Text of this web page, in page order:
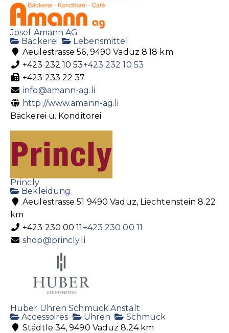
Josef Amann AG
Bäckerei
Lebensmittel
Aeulestrasse 56, 9490 Vaduz 8.18 km
+423 232 10 53+423 232 10 53
+423 233 22 37
info@amann-ag.li
http://www.amann-ag.li
Bäckerei u. Konditorei
Princly
Bekleidung
Aeulestrasse 51 9490 Vaduz, Liechtenstein 8.22
km
+423 230 00 11+423 230 00 11
shop@princly.li
Huber Uhren Schmuck Anstalt
Accessoires
Uhren
Schmuck
Städtle 34, 9490 Vaduz 8.24 km